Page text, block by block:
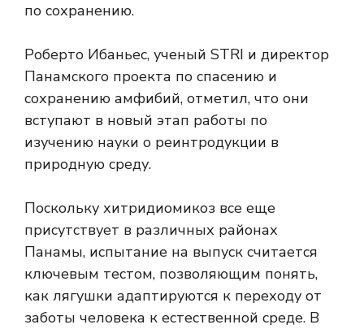
по сохранению.
Роберто Ибаньес, ученый STRI и директор
Панамского проекта по спасению и
сохранению амфибий, отметил, что они
вступают в новый этап работы по
изучению науки о реинтродукции в
природную среду.
Поскольку хитридиомикоз все еще
присутствует в различных районах
Панамы, испытание на выпуск считается
ключевым тестом, позволяющим понять,
как лягушки адаптируются к переходу от
заботы человека к естественной среде. В